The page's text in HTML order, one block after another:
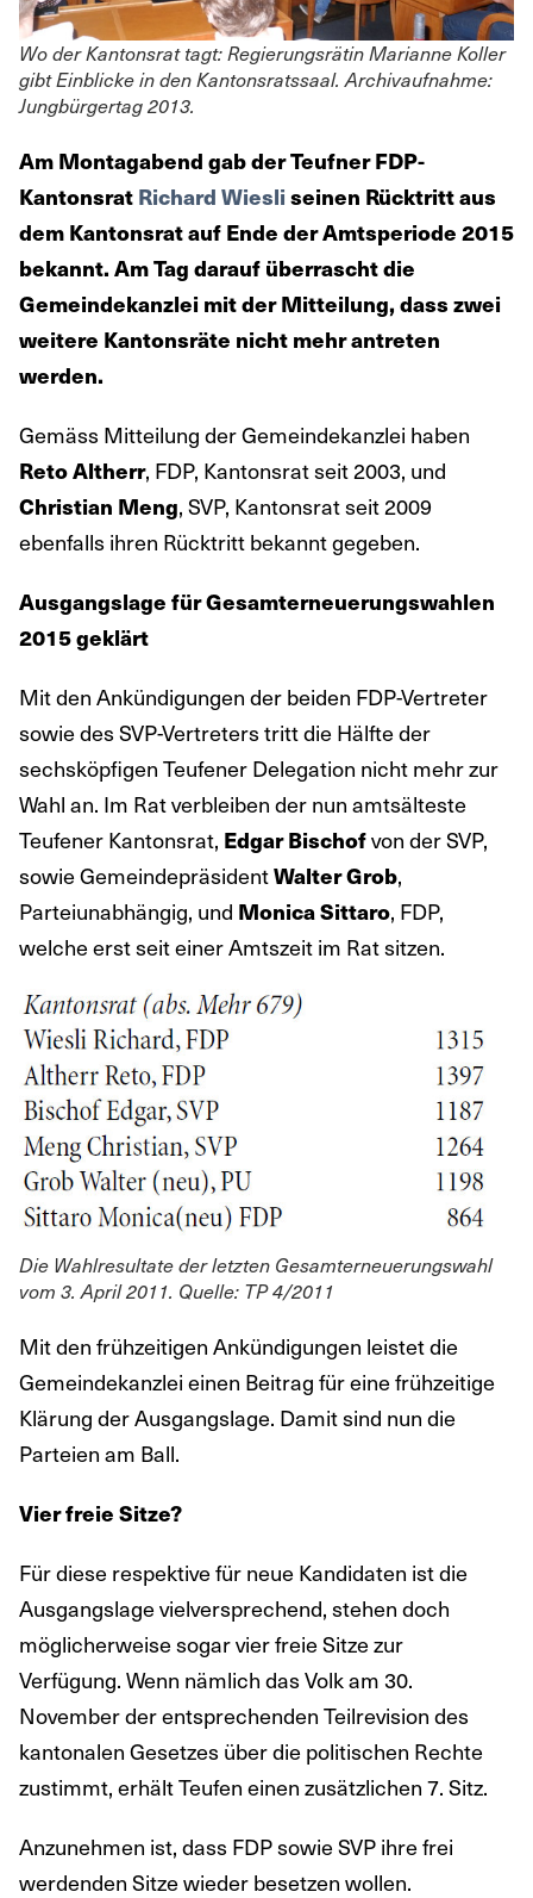
Wo der Kantonsrat tagt: Regierungsrätin Marianne Koller
gibt Einblicke in den Kantonsratssaal. Archivaufnahme:
Jungbürgertag 2013.
Am Montagabend gab der Teufner FDP-
Kantonsrat Richard Wiesli seinen Rücktritt aus
dem Kantonsrat auf Ende der Amtsperiode 2015
bekannt. Am Tag darauf überrascht die
Gemeindekanzlei mit der Mitteilung, dass zwei
weitere Kantonsräte nicht mehr antreten
werden.
Gemäss Mitteilung der Gemeindekanzlei haben
Reto Altherr, FDP, Kantonsrat seit 2003, und
Christian Meng, SVP, Kantonsrat seit 2009
ebenfalls ihren Rücktritt bekannt gegeben.
Ausgangslage für Gesamterneuerungswahlen
2015 geklärt
Mit den Ankündigungen der beiden FDP-Vertreter
sowie des SVP-Vertreters tritt die Hälfte der
sechsköpfigen Teufener Delegation nicht mehr zur
Wahl an. Im Rat verbleiben der nun amtsälteste
Teufener Kantonsrat, Edgar Bischofvon der SVP,
sowie GemeindepräsidentWalter Grob,
Parteiunabhängig, und Monica Sittaro, FDP,
welche erst seit einer Amtszeit im Rat sitzen.
Die Wahlresultate der letzten Gesamterneuerungswahl
vom 3. April 2011. Quelle: TP 4/2011
Mit den frühzeitigen Ankündigungen leistet die
Gemeindekanzlei einen Beitrag für eine frühzeitige
Klärung der Ausgangslage. Damit sind nun die
Parteien am Ball.
Vier freie Sitze?
Für diese respektive für neue Kandidaten ist die
Ausgangslage vielversprechend, stehen doch
möglicherweise sogar vier freie Sitze zur
Verfügung. Wenn nämlich das Volk am 30.
November der entsprechenden Teilrevision des
kantonalen Gesetzes über die politischen Rechte
zustimmt, erhält Teufen einen zusätzlichen 7. Sitz.
Anzunehmen ist, dass FDP sowie SVP ihre frei
werdenden Sitze wieder besetzen wollen.